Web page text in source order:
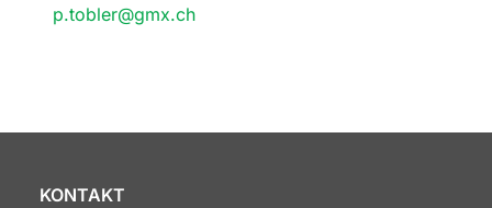
p.tobler@gmx.ch
KONTAKT